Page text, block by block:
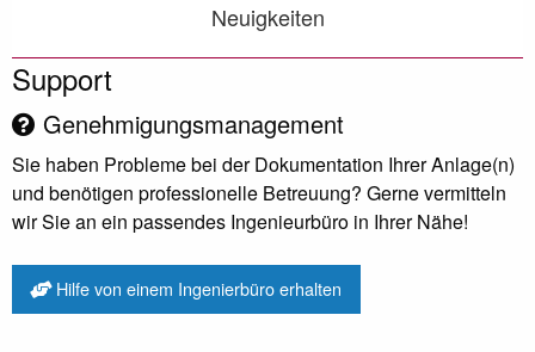
Neuigkeiten
Support
Genehmigungsmanagement
Sie haben Probleme bei der Dokumentation Ihrer Anlage(n)
und benötigen professionelle Betreuung? Gerne vermitteln
wir Sie an ein passendes Ingenieurbüro in Ihrer Nähe!
Hilfe von einem Ingenierbüro erhalten